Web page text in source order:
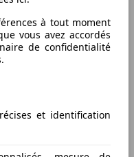
à tout moment
vous avez accordés
de confidentialité
et identification